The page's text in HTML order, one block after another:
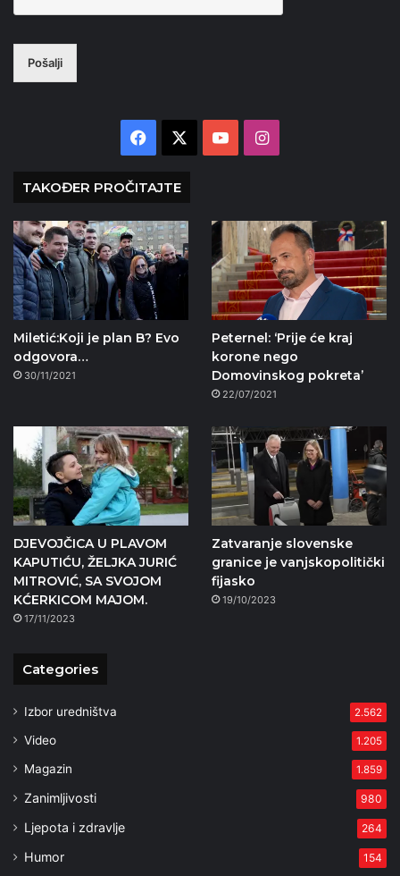
Pošalji
Facebook YouTubeInstagram
TAKOĐER PROČITAJTE
Miletić:Koji je plan B? Evo
odgovora…
30/11/2021
Peternel: ‘Prije će kraj
korone nego
Domovinskog pokreta’
22/07/2021
DJEVOJČICA U PLAVOM
KAPUTIĆU, ŽELJKA JURIĆ
MITROVIĆ, SA SVOJOM
KĆERKICOM MAJOM.
17/11/2023
Zatvaranje slovenske
granice je vanjskopolitički
fijasko
19/10/2023
Categories
Izbor uredništva 2.562
Video 1.205
Magazin 1.859
Zanimljivosti 980
Ljepota i zdravlje 264
Humor 154